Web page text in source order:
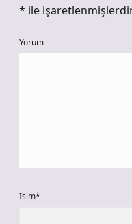
* ile
Yorum
İsim*